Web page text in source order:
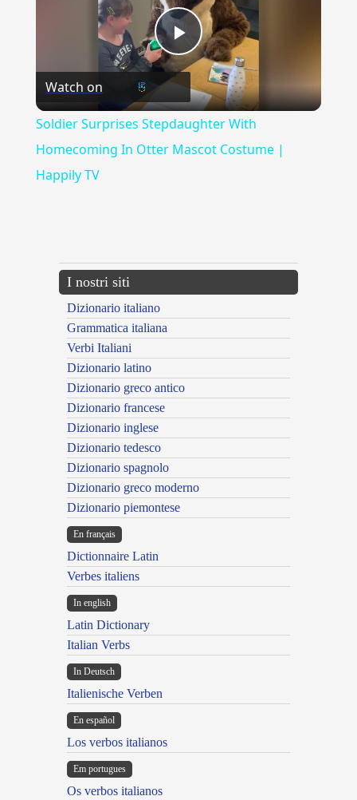
Play
Video
Watch on
Soldier Surprises Stepdaughter With
Homecoming In Otter Mascot Costume |
Happily TV
I nostri siti
Dizionario italiano
Grammatica italiana
Verbi Italiani
Dizionario latino
Dizionario greco antico
Dizionario francese
Dizionario inglese
Dizionario tedesco
Dizionario spagnolo
Dizionario greco moderno
Dizionario piemontese
En français
Dictionnaire Latin
Verbes italiens
In english
Latin Dictionary
Italian Verbs
In Deutsch
Italienische Verben
En español
Los verbos italianos
Em portugues
Os verbos italianos